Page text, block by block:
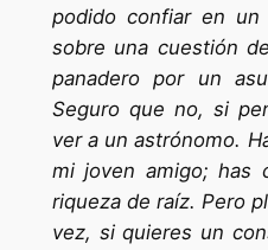
podido confiar en un
sobre una cuestión
panadero por un
Seguro que no, si
ver a un astrónomo.
mi joven amigo; has
riqueza de raíz. Pero
vez, si quieres un